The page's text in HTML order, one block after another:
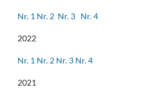
Nr. 1 Nr. 2 Nr. 3 Nr. 4
2022
Nr. 1 Nr. 2 Nr. 3 Nr. 4
2021